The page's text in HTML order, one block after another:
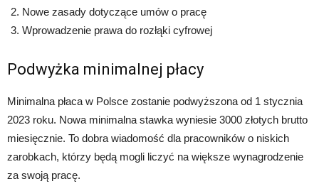
Nowe zasady dotyczące umów o pracę
Wprowadzenie prawa do rozłąki cyfrowej
Podwyżka minimalnej płacy
Minimalna płaca w Polsce zostanie podwyższona od 1 stycznia
2023 roku. Nowa minimalna stawka wyniesie 3000 złotych brutto
miesięcznie. To dobra wiadomość dla pracowników o niskich
zarobkach, którzy będą mogli liczyć na większe wynagrodzenie
za swoją pracę.